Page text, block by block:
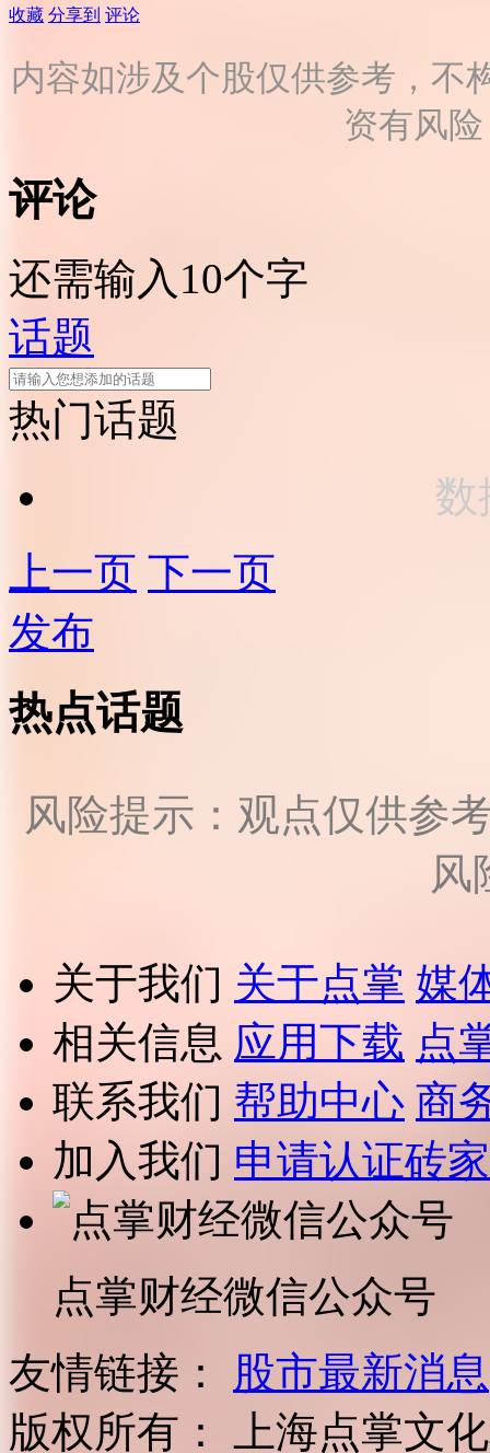
收藏 分享到 评论
内容如涉及个股仅供参考，不
资有风
评论
还需输入10个字
话题
热门话题
数
上一页 下一页
发布
热点话题
风险提示：观点仅供参
风
关于我们 关于点掌 媒
相关信息 应用下载 点
联系我们 帮助中心 商
加入我们 申请认证砖家
点掌财经微信公众号
友情链接：
股市最新消息
版权所有：
上海点掌文